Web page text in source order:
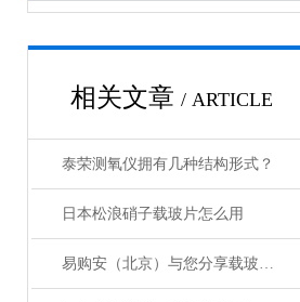
相关文章 / ARTICLE
泰荣测氧仪拥有几种结构形式？
日本松浪硝子载玻片怎么用
易购安（北京）与您分享载玻片的使用方法